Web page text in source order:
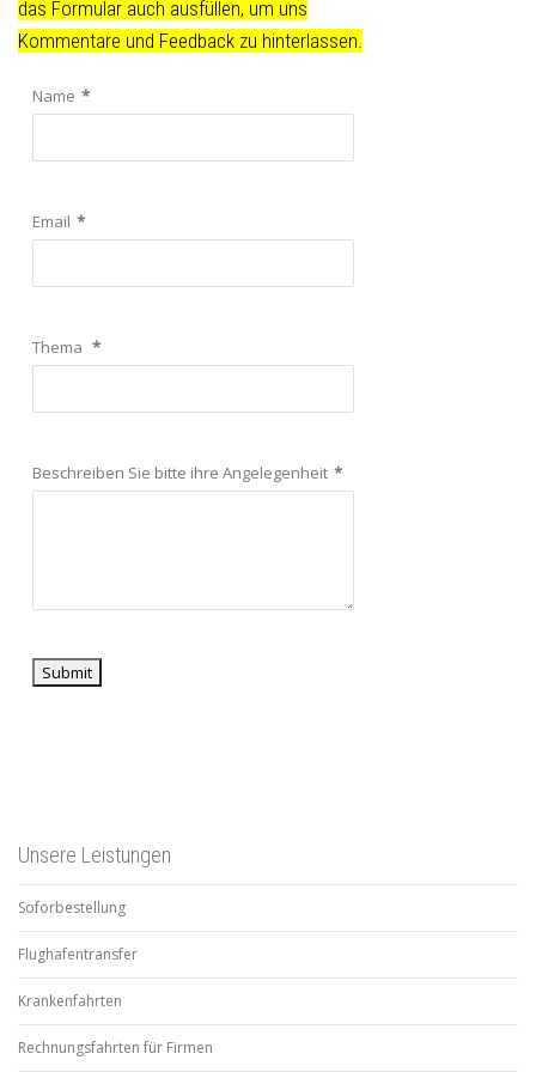
das Formular auch ausfüllen, um uns
Kommentare und Feedback zu hinterlassen.
Name *
Email *
Thema *
Beschreiben Sie bitte ihre Angelegenheit *
Submit
Unsere Leistungen
Soforbestellung
Flughafentransfer
Krankenfahrten
Rechnungsfahrten für Firmen